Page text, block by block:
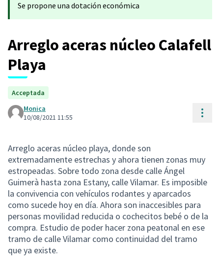
Se propone una dotación económica
Arreglo aceras núcleo Calafell
Playa
Acceptada
Monica
10/08/2021 11:55
Arreglo aceras núcleo playa, donde son
extremadamente estrechas y ahora tienen zonas muy
estropeadas. Sobre todo zona desde calle Ángel
Guimerà hasta zona Estany, calle Vilamar. Es imposible
la convivencia con vehículos rodantes y aparcados
como sucede hoy en día. Ahora son inaccesibles para
personas movilidad reducida o cochecitos bebé o de la
compra. Estudio de poder hacer zona peatonal en ese
tramo de calle Vilamar como continuidad del tramo
que ya existe.